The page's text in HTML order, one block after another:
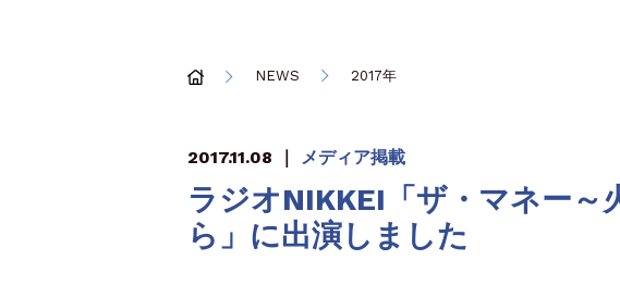
NEWS 2017年
2017.11.08 ｜ メディア掲載
ラジオNIKKEI「ザ・マネー
ら」に出演しました